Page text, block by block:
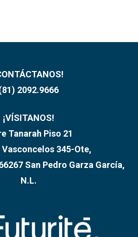
2092.9666
¡VÍSITANOS!
Tanarah Piso 21
Vasconcelos 345-Ote,
San Pedro Garza García,
N.L.